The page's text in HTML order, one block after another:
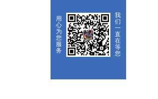
用
心
为
您
服
务
我
们
一
直
在
等
您